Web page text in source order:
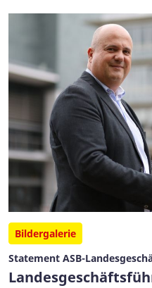
Bildergalerie
Statement ASB-